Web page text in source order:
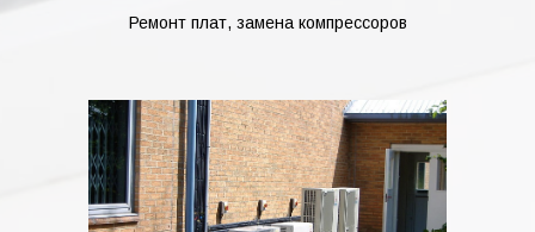
Ремонт плат, замена компрессоров